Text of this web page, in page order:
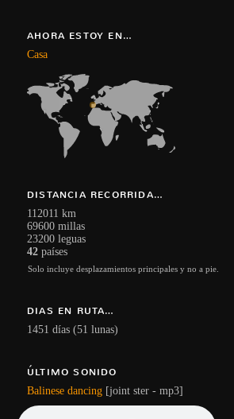
AHORA ESTOY EN…
Casa
DISTANCIA RECORRIDA…
112011 km
69600 millas
23200 leguas
42 países
Solo incluye desplazamientos principales y no a pie.
DIAS EN RUTA…
1451 días (51 lunas)
ÚLTIMO SONIDO
Balinese dancing [joint ster - mp3]